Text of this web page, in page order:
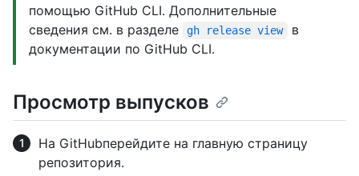
помощью GitHub CLI. Дополнительные
сведения см. в разделе
gh release view
в
документации по GitHub CLI.
Просмотр выпусков
На GitHubперейдите на главную страницу
репозитория.